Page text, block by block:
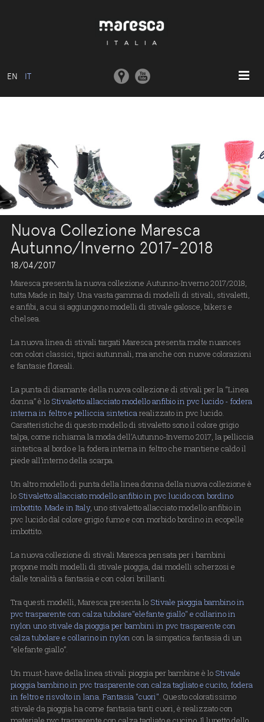
EN IT
STAMPI E MACCHINARI
COMUNICAZIONE
CONTATTI
AREA RISERVATA
Nuova Collezione Maresca
Autunno/Inverno 2017-2018
18/04/2017
Maresca presenta la nuova collezione Autunno-Inverno 2017/2018,
tutta Made in Italy. Una vasta gamma di modelli di stivali, stivaletti,
e anfibi, a cui si aggiungono modelli di stivale galosce, bikers e
chelsea.
La nuova linea di stivali targati Maresca presenta molte nuances
con colori classici, tipici autunnali, ma anche con nuove colorazioni
e fantasie floreali.
La punta di diamante della nuova collezione di stivali per la “Linea
donna” è lo Stivaletto allacciato modello anfibio in pvc lucido - fodera
interna in feltro e pelliccia sinteticarealizzato in pvc lucido.
Caratteristiche di questo modello di stivaletto sono il colore grigio
talpa, come richiama la moda dell’Autunno-Inverno 2017, la pelliccia
sintetica al bordo e la fodera interna in feltro che mantiene caldo il
piede all’interno della scarpa.
Un altro modello di punta della linea donna della nuova collezione è
lo Stivaletto allacciato modello anfibio in pvc lucido con bordino
imbottito. Made in Italy, uno stivaletto allacciato modello anfibio in
pvc lucido dal colore grigio fumo e con morbido bordino in ecopelle
imbottito.
La nuova collezione di stivali Maresca pensata per i bambini
propone molti modelli di stivale pioggia, dai modelli scherzosi e
dalle tonalità a fantasia e con colori brillanti.
Tra questi modelli, Maresca presenta lo Stivale pioggia bambino in
pvc trasparente con calza tubolare"elefante giallo" e collarino in
nylon uno stivale da pioggia per bambini in pvc trasparente con
calza tubolare e collarino in nylon con la simpatica fantasia di un
“elefante giallo”.
Un must-have della linea stivali pioggia per bambine è lo Stivale
pioggia bambino in pvc trasparente con calza tagliato e cucito, fodera
in feltro e risvolto in lana. Fantasia "cuori". Questo coloratissimo
stivale da pioggia ha come fantasia tanti cuori, è realizzato con